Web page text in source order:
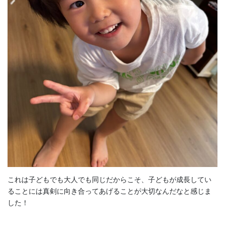
これは子どもでも大人でも同じだからこそ、子どもが成長してい
ることには真剣に向き合ってあげることが大切なんだなと感じま
した！